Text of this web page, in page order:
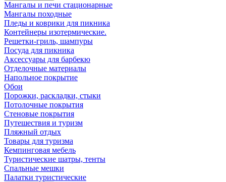
Мангалы и печи стационарные
Мангалы походные
Пледы и коврики для пикника
Контейнеры изотермические.
Решетки-гриль, шампуры
Посуда для пикника
Аксессуары для барбекю
Отделочные материалы
Напольное покрытие
Обои
Порожки, раскладки, стыки
Потолочные покрытия
Стеновые покрытия
Путешествия и туризм
Пляжный отдых
Товары для туризма
Кемпинговая мебель
Туристические шатры, тенты
Спальные мешки
Палатки туристические